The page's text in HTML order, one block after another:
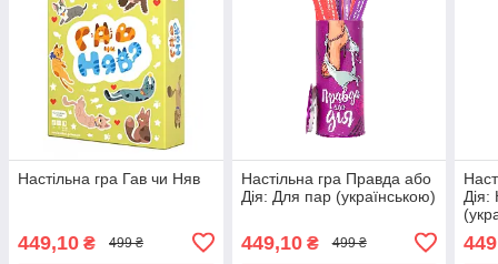
Настільна гра Гав чи Няв
449,10 ₴ 499 ₴
Настільна гра Правда або
Дія: Для пар (українською)
449,10₴ 499 ₴
Дія: